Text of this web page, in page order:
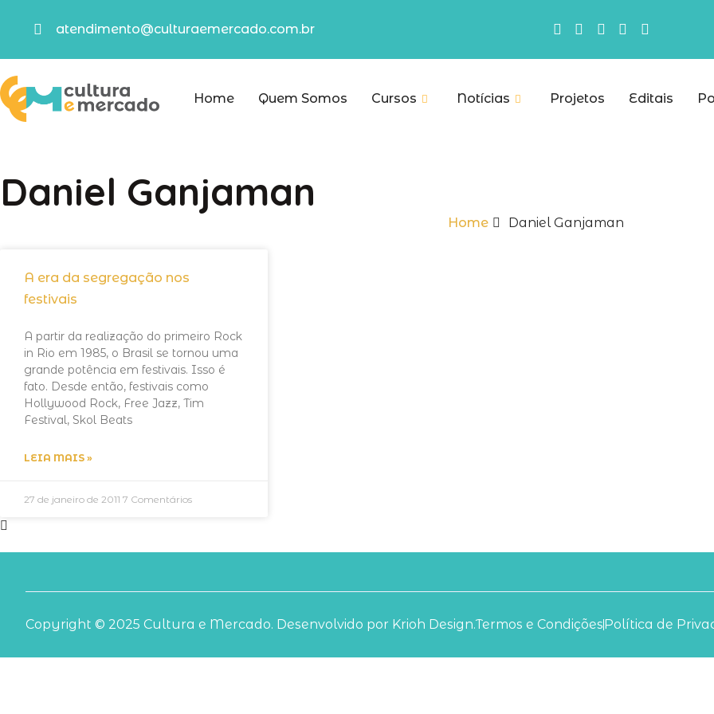
atendimento@culturaemercado.com.br
Home Quem Somos Cursos Notícias Projetos Editais
Daniel Ganjaman
Home Daniel Ganjaman
A era da segregação nos
festivais
A partir da realização do primeiro Rock
in Rio em 1985, o Brasil se tornou uma
grande potência em festivais. Isso é
fato. Desde então, festivais como
Hollywood Rock, Free Jazz, Tim
Festival, Skol Beats
LEIA MAIS »
27 de janeiro de 2011 7 Comentários
Copyright © 2025 Cultura e Mercado. Desenvolvido por Krioh Design.Termos e CondiçõesPolítica de